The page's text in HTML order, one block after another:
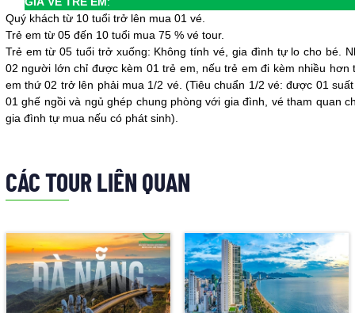
Quý khách từ 10 tuổi trở lên mua 01 vé.
Trẻ em từ 05 đến 10 tuổi mua 75 % vé tour.
Trẻ em từ 05 tuổi trở xuống: Không tính vé, gia đình tự lo cho bé.
02 người lớn chỉ được kèm 01 trẻ em, nếu trẻ em đi kèm nhiều hơn
em thứ 02 trở lên phải mua 1/2 vé. (Tiêu chuẩn 1/2 vé: được 01
01 ghế ngồi và ngủ ghép chung phòng với gia đình, vé tham quan
gia đình tự mua nếu có phát sinh).
CÁC TOUR LIÊN QUAN